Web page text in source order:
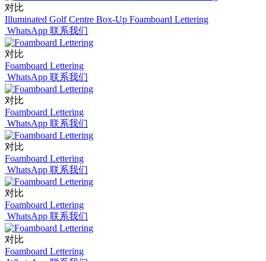
对比
Illuminated Golf Centre Box-Up Foamboard Lettering
WhatsApp 联系我们
对比
Foamboard Lettering
WhatsApp 联系我们
对比
Foamboard Lettering
WhatsApp 联系我们
对比
Foamboard Lettering
WhatsApp 联系我们
对比
Foamboard Lettering
WhatsApp 联系我们
对比
Foamboard Lettering